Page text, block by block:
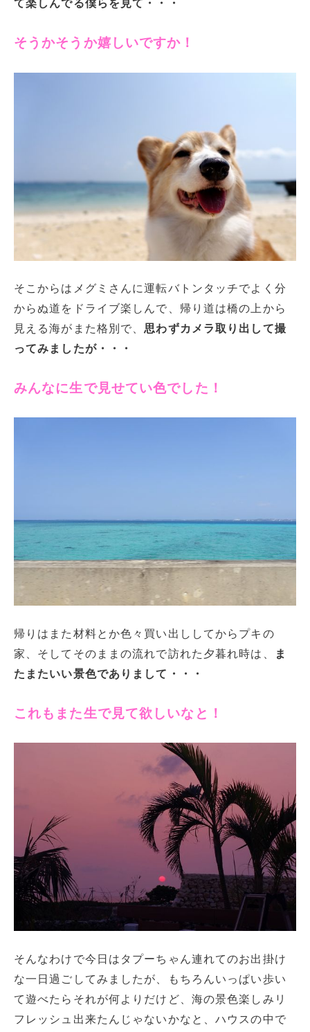
て楽しんでる僕らを見て・・・
そうかそうか嬉しいですか！
そこからはメグミさんに運転バトンタッチでよく分
からぬ道をドライブ楽しんで、帰り道は橋の上から
見える海がまた格別で、思わずカメラ取り出して撮
ってみましたが・・・
みんなに生で見せてい色でした！
帰りはまた材料とか色々買い出ししてからプキの
家、そしてそのままの流れで訪れた夕暮れ時は、
ま
たまたいい景色でありまして・・・
これもまた生で見て欲しいなと！
そんなわけで今日はタプーちゃん連れてのお出掛け
な一日過ごしてみましたが、もちろんいっぱい歩い
て遊べたらそれが何よりだけど、海の景色楽しみリ
フレッシュ出来たんじゃないかなと、ハウスの中で